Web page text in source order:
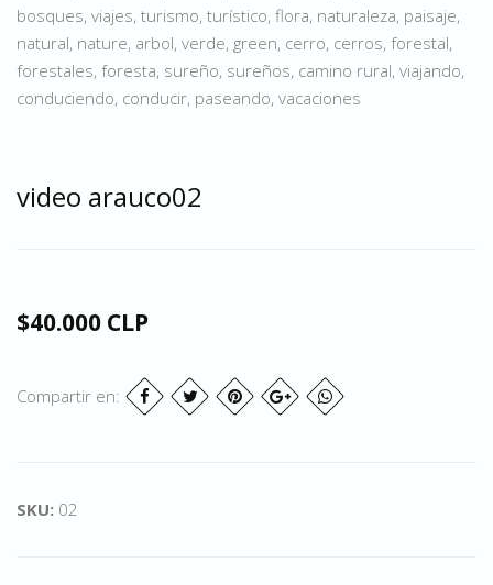
bosques, viajes, turismo, turístico, flora, naturaleza, paisaje,
natural, nature, arbol, verde, green, cerro, cerros, forestal,
forestales, foresta, sureño, sureños, camino rural, viajando,
conduciendo, conducir, paseando, vacaciones
video arauco02
$40.000 CLP
Compartir en:
SKU: 02